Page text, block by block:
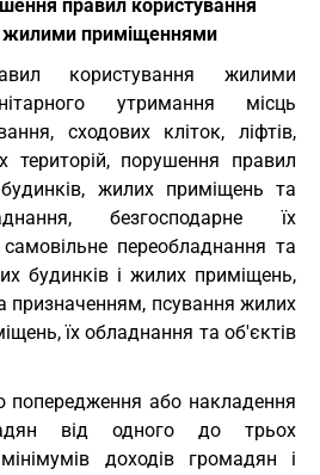
правил користування
приміщеннями
користування жилими
утримання місць
сходових кліток, ліфтів,
територій, порушення правил
жилих приміщень та
безгосподарне їх
переобладнання та
будинків і жилих приміщень,
призначенням, псування жилих
їх обладнання та об'єктів
попередження або накладення
від одного до трьох
доходів громадян і